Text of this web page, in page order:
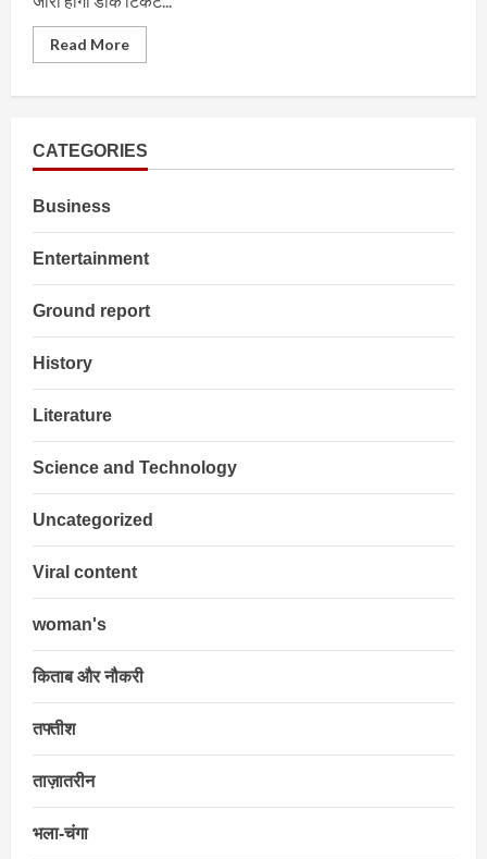
Read MoreRead
more
सदनों
को
CATEGORIES
Business
Entertainment
Ground report
History
Literature
Science and Technology
Uncategorized
Viral content
woman's
किताब और नौकरी
तफ्तीश
ताज़ातरीन
भला-चंगा